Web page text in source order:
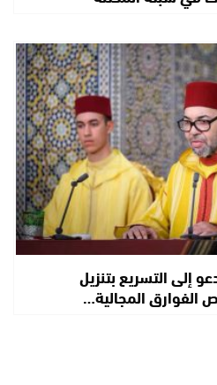
إلى التسريع بتنزيل
الفوارق المجالية…